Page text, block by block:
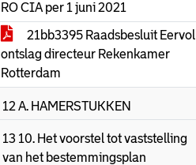
RO CIA per 1 juni 2021
21bb3395 Raadsbesluit Eervol
ontslag directeur Rekenkamer
Rotterdam
12 A. HAMERSTUKKEN
13 10. Het voorstel tot vaststelling
van het bestemmingsplan